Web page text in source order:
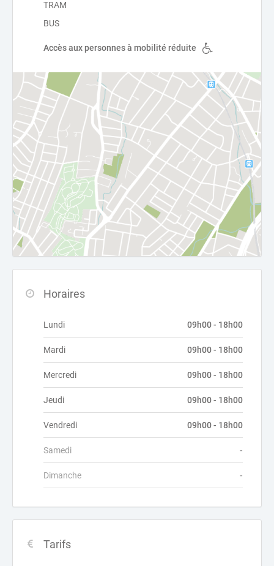
TRAM
BUS
Accès aux personnes à mobilité réduite
Horaires
Lundi 09h00 - 18h00
Mardi 09h00 - 18h00
Mercredi 09h00 - 18h00
Jeudi 09h00 - 18h00
Vendredi 09h00 - 18h00
Samedi -
Dimanche -
Tarifs